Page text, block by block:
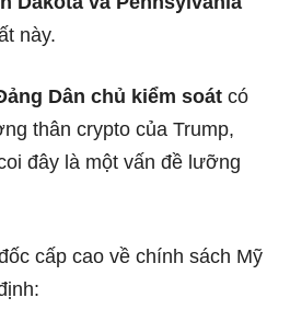
này.
Dân chủ kiểm soát có
thân crypto của Trump,
đây là một vấn đề lưỡng
cấp cao về chính sách Mỹ